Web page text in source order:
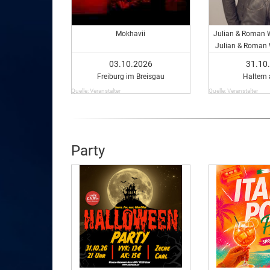
Mokhavii
03.10.2026
Freiburg im Breisgau
Quelle: Veranstalter
Julian & Roman
Julian & Roman
Haltern
Quelle: Veranstalter
Party